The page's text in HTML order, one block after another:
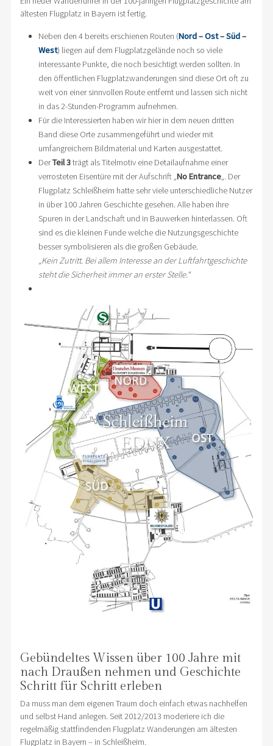
ältesten Flugplatz in Bayern ist fertig.
Neben den 4 bereits erschienen Routen (Nord–Ost–Süd–
West) liegen auf dem Flugplatzgelände noch so viele
interessante Punkte, die noch besichtigt werden sollten. In
den öffentlichen Flugplatzwanderungen sind diese Ort oft zu
weit von einer sinnvollen Route entfernt und lassen sich nicht
in das 2-Stunden-Programm aufnehmen.
Für die Interessierten haben wir hier in dem neuen dritten
Band diese Orte zusammengeführt und wieder mit
umfangreichem Bildmaterial und Karten ausgestattet.
DerTeil 3trägt als Titelmotiv eine Detailaufnahme einer
verrosteten Eisentüre mit der Aufschrift „No Entrance„. Der
Flugplatz Schleißheim hatte sehr viele unterschiedliche Nutzer
in über 100 Jahren Geschichte gesehen. Alle haben ihre
Spuren in der Landschaft und in Bauwerken hinterlassen. Oft
sind es die kleinen Funde welche die Nutzungsgeschichte
besser symbolisieren als die großen Gebäude.
„Kein Zutritt. Bei allem Interesse an der Luftfahrtgeschichte
steht die Sicherheit immer an erster Stelle.“
Gebündeltes Wissen über 100 Jahre mit
nach Draußen nehmen und Geschichte
Schritt für Schritt erleben
Da muss man dem eigenen Traum doch einfach etwas nachhelfen
und selbst Hand anlegen. Seit 2012/2013 moderiere ich die
regelmäßig stattfindenden Flugplatz Wanderungen am ältesten
Flugplatz in Bayern – in Schleißheim.